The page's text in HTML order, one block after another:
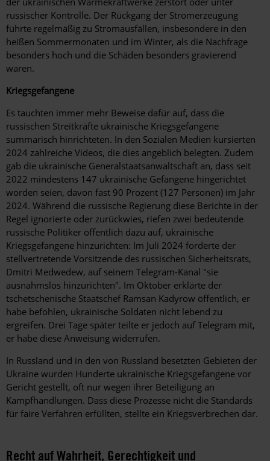
russischer Kontrolle. Der Rückgang der Stromerzeugung
führte regelmäßig zu Stromausfällen, insbesondere in den
heißen Sommermonaten und im Winter, als die Nachfrage
besonders hoch und die Schäden besonders gravierend
waren.
Kriegsgefangene
Es tauchten immer mehr Beweise dafür auf, dass die
russischen Streitkräfte ukrainische Kriegsgefangene
summarisch hinrichteten. In den Sozialen Medien kursierten
2024 zahlreiche Videos, die dies angeblich belegten. Zudem
gab die ukrainische Generalstaatsanwaltschaft an, dass seit
2022 mindestens 147 ukrainische Gefangene hingerichtet
worden seien, davon fast 90 Prozent (127 Personen) im Jahr
2024. Während die russische Regierung diese Berichte in der
Regel ignorierte oder zurückwies, riefen zwei bedeutende
russische Politiker öffentlich dazu auf, ukrainische
Kriegsgefangene hinzurichten: Im Juli 2024 forderte der
stellvertretende Vorsitzende des russischen Sicherheitsrats,
Dmitri Medwedew, auf seinem Telegram-Kanal "sie
ausnahmslos hinzurichten". Im Oktober erklärte der
tschetschenische Staatschef Ramsan Kadyrow öffentlich, er
habe befohlen, ukrainische Soldaten nicht lebend zu
ergreifen. Drei Tage später teilte er jedoch auf Telegram mit,
er habe diese Anweisung widerrufen.
In Russland und in den von Russland besetzten Gebieten der
Ukraine wurden Hunderte ukrainische Kriegsgefangene vor
Gericht gestellt, oft nur wegen ihrer Beteiligung an
Kampfhandlungen. Dass diese Prozesse nicht die Standards
für faire Verfahren erfüllten, stellte ein Kriegsverbrechen dar.
Recht auf Wahrheit, Gerechtigkeit und